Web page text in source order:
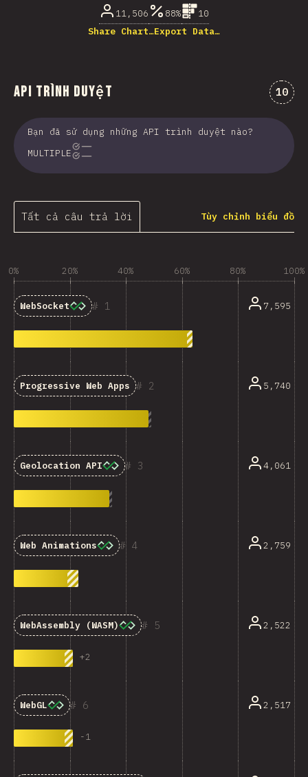
11,506 88%
10
Share Chart…Export Data…
API Trình duyệt 10
Bạn đã sử dụng những API trình duyệt nào?
MULTIPLE
Tất cả câu trả lời Tùy chỉnh biểu đồ
0% 20% 40% 60% 80% 100%
1
WebSocket 7,595
2
Progressive Web Apps 5,740
3
Geolocation API 4,061
4
Web Animations 2,759
5
WebAssembly (WASM)
+2
2,522
6
WebGL
-1
2,517